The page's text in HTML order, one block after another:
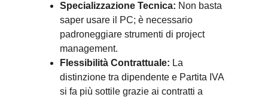
Specializzazione Tecnica: Non basta
saper usare il PC; è necessario
padroneggiare strumenti di project
management.
Flessibilità Contrattuale: La
distinzione tra dipendente e Partita IVA
si fa più sottile grazie ai contratti a